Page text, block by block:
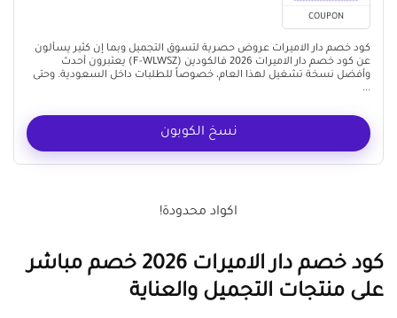
COUPON
كود خصم دار الاميرات عروض حصرية لتسوق التجميل وبما إن كثير يسألون
عن كود خصم دار الاميرات 2026 فالكودين (F-WLWSZ) يعتبرون أحدث
وأفضل نسخة تشغيل لهذا العام، خصوصاً للطلبات داخل السعودية. وحتى
...
نسخ الكوبون
اكواد محدودة!
كود خصم دار الاميرات 2026 خصم مباشر
على منتجات التجميل والعناية